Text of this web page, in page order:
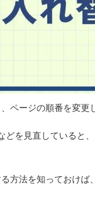
ページの順番を変更
どを見直していると
方法を知っておけば